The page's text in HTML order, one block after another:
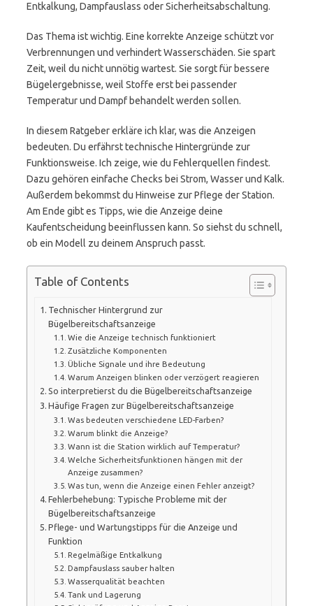
Entkalkung, Dampfauslass oder Sicherheitsabschaltung.
Das Thema ist wichtig. Eine korrekte Anzeige schützt vor
Verbrennungen und verhindert Wasserschäden. Sie spart
Zeit, weil du nicht unnötig wartest. Sie sorgt für bessere
Bügelergebnisse, weil Stoffe erst bei passender
Temperatur und Dampf behandelt werden sollen.
In diesem Ratgeber erkläre ich klar, was die Anzeigen
bedeuten. Du erfährst technische Hintergründe zur
Funktionsweise. Ich zeige, wie du Fehlerquellen findest.
Dazu gehören einfache Checks bei Strom, Wasser und Kalk.
Außerdem bekommst du Hinweise zur Pflege der Station.
Am Ende gibt es Tipps, wie die Anzeige deine
Kaufentscheidung beeinflussen kann. So siehst du schnell,
ob ein Modell zu deinem Anspruch passt.
Table of Contents
Technischer Hintergrund zur
Bügelbereitschaftsanzeige
Wie die Anzeige technisch funktioniert
Zusätzliche Komponenten
Übliche Signale und ihre Bedeutung
Warum Anzeigen blinken oder verzögert reagieren
So interpretierst du die Bügelbereitschaftsanzeige
Häufige Fragen zur Bügelbereitschaftsanzeige
Was bedeuten verschiedene LED-Farben?
Warum blinkt die Anzeige?
Wann ist die Station wirklich auf Temperatur?
Welche Sicherheitsfunktionen hängen mit der
Anzeige zusammen?
Was tun, wenn die Anzeige einen Fehler anzeigt?
Fehlerbehebung: Typische Probleme mit der
Bügelbereitschaftsanzeige
Pflege- und Wartungstipps für die Anzeige und
Funktion
Regelmäßige Entkalkung
Dampfauslass sauber halten
Wasserqualität beachten
Tank und Lagerung